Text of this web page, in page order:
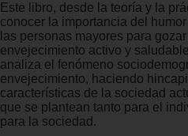
Este libro, desde la teoría y la
conocer la importancia del
las personas mayores para
envejecimiento activo y
analiza el fenómeno
envejecimiento, haciendo
características de la sociedad
que se plantean tanto para el
para la sociedad.